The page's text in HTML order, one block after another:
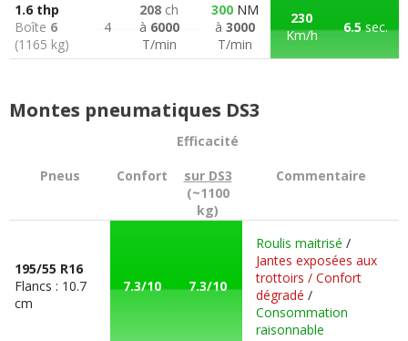
1.6 thp
Boîte 6
(1165 kg)
4
208 ch
à 6000
T/min
300 NM
à 3000
T/min
230
Km/h
6.5sec.
Montes pneumatiques DS3
Pneus Confort
Efficacité
sur DS3
(~1100
kg)
Commentaire
195/55 R16
Flancs : 10.7
cm
7.3/10 7.3/10
Roulis maitrisé /
Jantes exposées aux
trottoirs / Confort
dégradé /
Consommation
raisonnable